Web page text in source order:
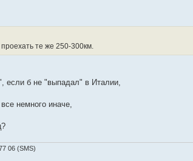
те же 250-300км.
если б не "выпадал" в Италии,
немного иначе,
06 (SMS)